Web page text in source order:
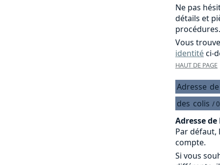
Ne pas
détails et
procédures.
Vous
identitéci-
HAUT DE PAGE
Adresse de
des colis /
Adresse
Par défaut,
compte.
Si vous